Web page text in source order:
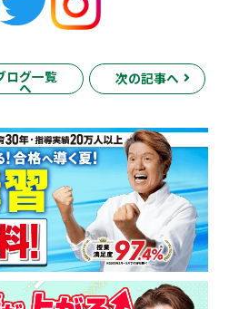
ログ一覧
へ
次の記事へ